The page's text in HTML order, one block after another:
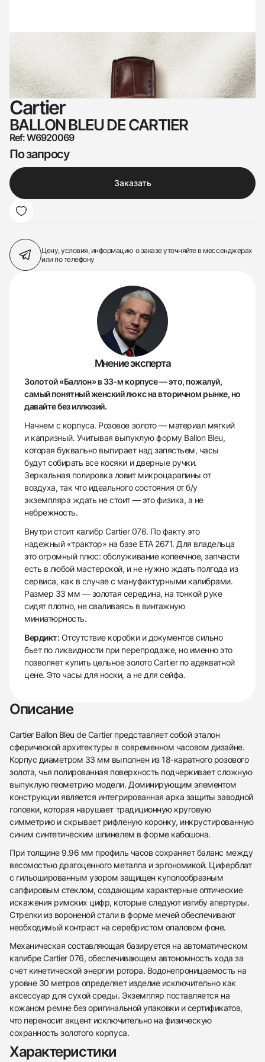
438
285
145
142
205
204
195
150
6
Cartier
BALLON BLEU DE CARTIER
Ref: W6920069
По запросу
Заказать
Цену, условия, информацию о заказеуточняйте в мессенджерах
или по телефону
Мнение эксперта
Золотой «Баллон» в 33-м корпусе — это, пожалуй,
самый понятный женский люкс на вторичном рынке, но
давайте без иллюзий.
Начнем с корпуса. Розовое золото — материал мягкий
и капризный. Учитывая выпуклую форму Ballon Bleu,
которая буквально выпирает над запястьем, часы
будут собирать все косяки и дверные ручки.
Зеркальная полировка ловит микроцарапины от
воздуха, так что идеального состояния от б/у
экземпляра ждать не стоит — это физика, а не
небрежность.
Внутри стоит калибр Cartier 076. По факту это
надежный «трактор» на базе ETA 2671. Для владельца
это огромный плюс: обслуживание копеечное, запчасти
есть в любой мастерской, и не нужно ждать полгода из
сервиса, как в случае с мануфактурными калибрами.
Размер 33 мм — золотая середина, на тонкой руке
сидят плотно, не сваливаясь в винтажную
миниатюрность.
Вердикт: Отсутствие коробки и документов сильно
бьет по ликвидности при перепродаже, но именно это
позволяет купить цельное золото Cartier по адекватной
цене. Это часы для носки, а не для сейфа.
Описание
Cartier Ballon Bleu de Cartier представляет собой эталон
сферической архитектуры в современном часовом дизайне.
Корпус диаметром 33 мм выполнен из 18-каратного розового
золота, чья полированная поверхность подчеркивает сложную
выпуклую геометрию модели. Доминирующим элементом
конструкции является интегрированная арка защиты заводной
головки, которая нарушает традиционную круговую
симметрию и скрывает рифленую коронку, инкрустированную
синим синтетическим шпинелем в форме кабошона.
При толщине 9.96 мм профиль часов сохраняет баланс между
весомостью драгоценного металла и эргономикой. Циферблат
с гильошированным узором защищен куполообразным
сапфировым стеклом, создающим характерные оптические
искажения римских цифр, которые следуют изгибу апертуры.
Стрелки из вороненой стали в форме мечей обеспечивают
необходимый контраст на серебристом опаловом фоне.
Механическая составляющая базируется на автоматическом
калибре Cartier 076, обеспечивающем автономность хода за
счет кинетической энергии ротора. Водонепроницаемость на
уровне 30 метров определяет изделие исключительно как
аксессуар для сухой среды. Экземпляр поставляется на
кожаном ремне без оригинальной упаковки и сертификатов,
что переносит акцент исключительно на физическую
сохранность золотого корпуса.
Характеристики